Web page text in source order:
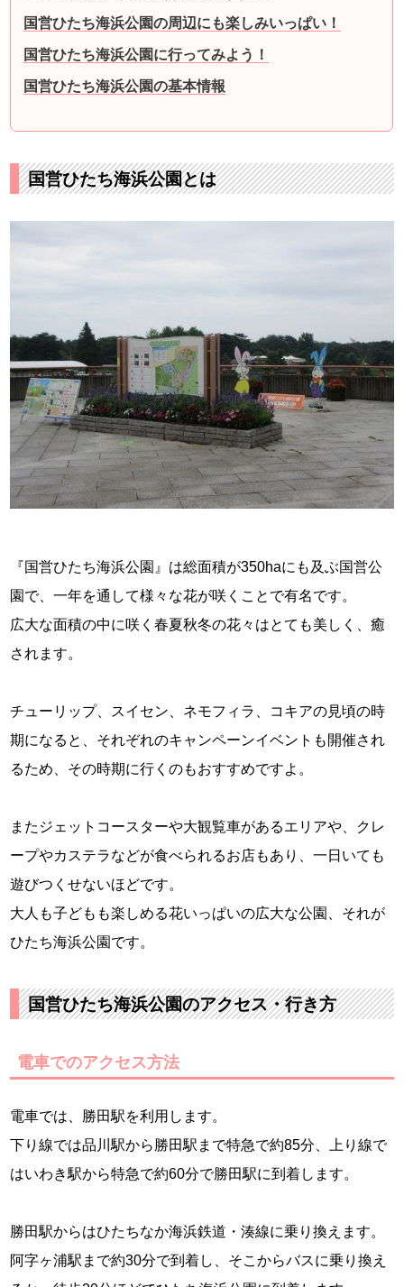
国営ひたち海浜公園の周辺にも楽しみいっぱい！
国営ひたち海浜公園に行ってみよう！
国営ひたち海浜公園の基本情報
国営ひたち海浜公園とは
『国営ひたち海浜公園』は総面積が350haにも及ぶ国営公
園で、一年を通して様々な花が咲くことで有名です。
広大な面積の中に咲く春夏秋冬の花々はとても美しく、癒
されます。
チューリップ、スイセン、ネモフィラ、コキアの見頃の時
期になると、それぞれのキャンペーンイベントも開催され
るため、その時期に行くのもおすすめですよ。
またジェットコースターや大観覧車があるエリアや、クレ
ープやカステラなどが食べられるお店もあり、一日いても
遊びつくせないほどです。
大人も子どもも楽しめる花いっぱいの広大な公園、それが
ひたち海浜公園です。
国営ひたち海浜公園のアクセス・行き方
電車でのアクセス方法
電車では、勝田駅を利用します。
下り線では品川駅から勝田駅まで特急で約85分、上り線で
はいわき駅から特急で約60分で勝田駅に到着します。
勝田駅からはひたちなか海浜鉄道・湊線に乗り換えます。
阿字ヶ浦駅まで約30分で到着し、そこからバスに乗り換え